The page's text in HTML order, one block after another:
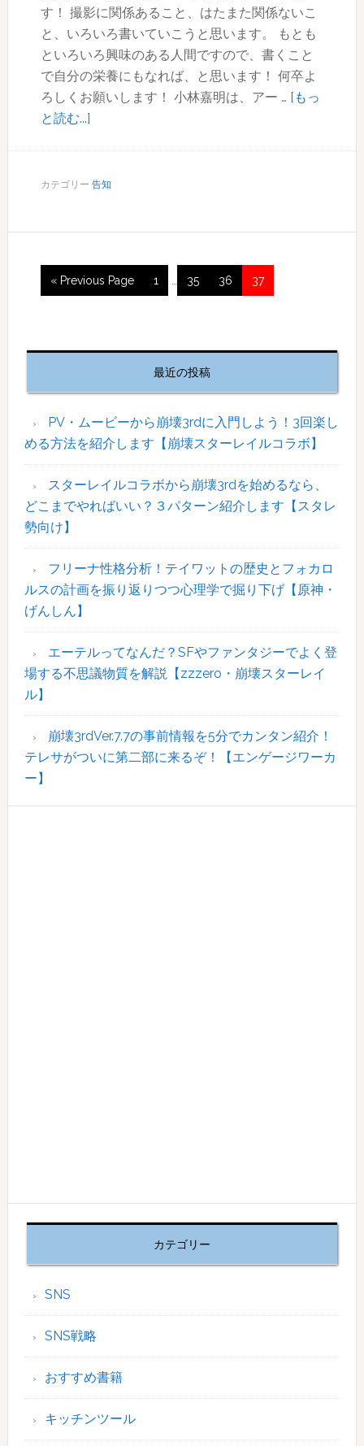
す！ 撮影に関係あること、はたまた関係ないこ
と、いろいろ書いていこうと思います。 もとも
といろいろ興味のある人間ですので、書くこと
で自分の栄養にもなれば、と思います！ 何卒よ
ろしくお願いします！ 小林嘉明は、アー … [もっ
と読む...]about
グ
カテゴリー 告知
« Go
to
Previous Page
ペ
ー
1
ペ
ー
35
ペ
ー
36
ペ
ー
37
ド
バ
最近の投稿
PV・ムービーから崩壊3rdに入門しよう！3回楽し
める方法を紹介します【崩壊スターレイルコラボ】
スターレイルコラボから崩壊3rdを始めるなら、
どこまでやればいい？３パターン紹介します【スタレ
勢向け】
フリーナ性格分析！テイワットの歴史とフォカロ
ルスの計画を振り返りつつ心理学で掘り下げ【原神・
げんしん】
エーテルってなんだ？SFやファンタジーでよく登
場する不思議物質を解説【zzzero・崩壊スターレイ
ル】
崩壊3rdVer.7.7の事前情報を5分でカンタン紹介！
テレサがついに第二部に来るぞ！【エンゲージワーカ
ー】
カテゴリー
SNS
SNS戦略
おすすめ書籍
キッチンツール